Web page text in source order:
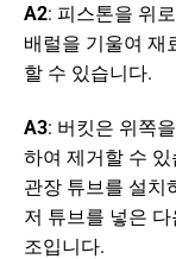
A2: 피스톤을 위
배럴을 기울여 재
할 수 있습니다.
A3: 버킷은 위쪽
하여 제거할 수 있
관장 튜브를 설치
저 튜브를 넣은 다
조입니다.